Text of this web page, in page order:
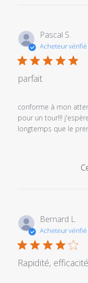
le
Tue
Jun
09
2020
Pascal S.
Acheteur vérifié
parfait
conforme à mon
pour un tour!!!
longtemps que le
Bernard L.
Acheteur vérifié
Rapidité,